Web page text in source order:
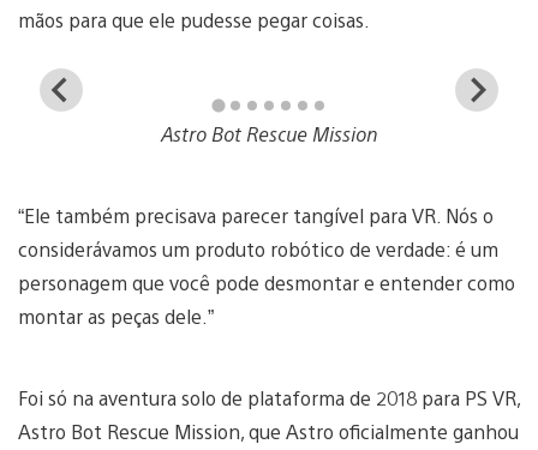
mãos para que ele pudesse pegar coisas.
View
Astro Bot Rescue Mission
“Ele também precisava parecer tangível para VR. Nós o
considerávamos um produto robótico de verdade: é um
personagem que você pode desmontar e entender como
montar as peças dele.”
Foi só na aventura solo de plataforma de 2018 para PS VR,
Astro Bot Rescue Mission, que Astro oficialmente ganhou